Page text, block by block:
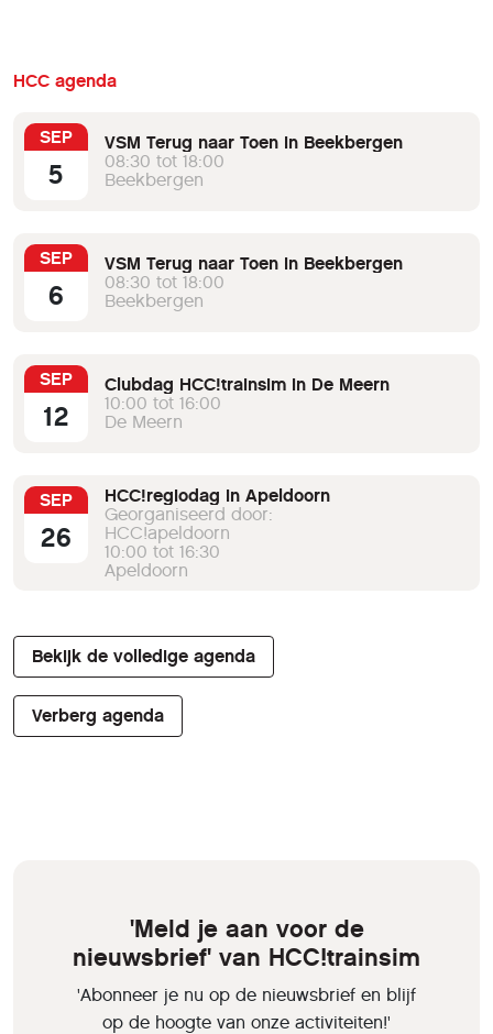
HCC agenda
SEP
5
VSM Terug naar Toen in Beekbergen
08:30 tot 18:00
Beekbergen
SEP
6
VSM Terug naar Toen in Beekbergen
08:30 tot 18:00
Beekbergen
SEP
12
Clubdag HCC!trainsim in De Meern
10:00 tot 16:00
De Meern
SEP
26
HCC!regiodag in Apeldoorn
Georganiseerd door:
HCC!apeldoorn
10:00 tot 16:30
Apeldoorn
Bekijk de volledige agenda
Verberg agenda
'Meld je aan voor de
nieuwsbrief' van HCC!trainsim
'Abonneer je nu op de nieuwsbrief en blijf
op de hoogte van onze activiteiten!'